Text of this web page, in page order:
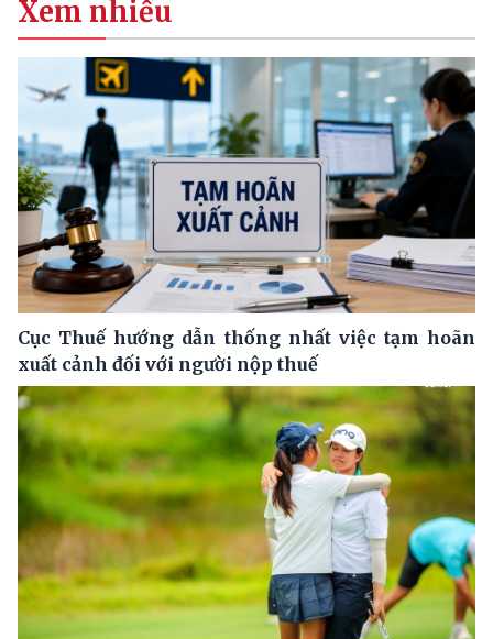
Xem nhiều
Cục Thuế hướng dẫn thống nhất việc tạm hoãn
xuất cảnh đối với người nộp thuế